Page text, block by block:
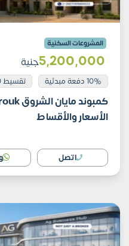
المشروعات السكنية
5٬200٬000جنية
10% دفعة مبدئية تقسيط 10
الأسعار والأقساط
اتصل